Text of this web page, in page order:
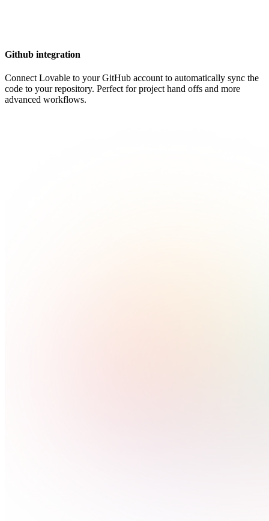
Github integration
Connect Lovable to your GitHub account to automatically sync the
code to your repository. Perfect for project hand offs and more
advanced workflows.